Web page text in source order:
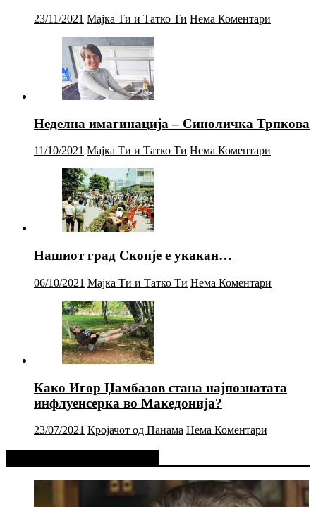
23/11/2021 Мајка Ти и Татко Ти Нема Коментари
Неделна имагинација – Синоличка Трпкова
11/10/2021 Мајка Ти и Татко Ти Нема Коментари
Нашиот град Скопје е укакан…
06/10/2021 Мајка Ти и Татко Ти Нема Коментари
Како Игор Џамбазов стана најпознатата
инфлуенсерка во Македонија?
23/07/2021 Кројачот од Панама Нема Коментари